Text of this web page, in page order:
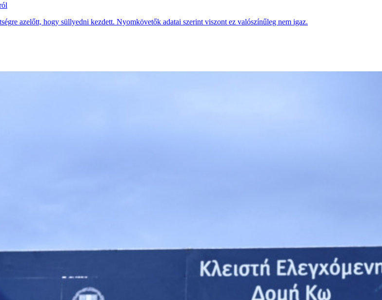
azelőtt, hogy süllyedni kezdett. Nyomkövetők adatai szerint viszont ez valószínűleg nem igaz.